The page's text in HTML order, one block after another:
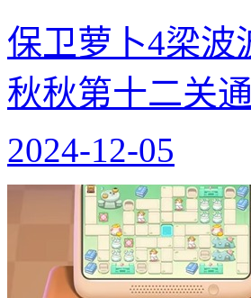
保卫萝卜4梁波
秋秋第十二关
2024-12-05